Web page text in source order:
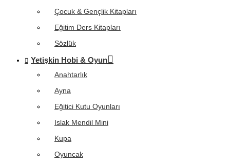
Çocuk & Gençlik Kitapları
Eğitim Ders Kitapları
Sözlük
Yetişkin Hobi & Oyun
Anahtarlık
Ayna
Eğitici Kutu Oyunları
Islak Mendil Mini
Kupa
Oyuncak